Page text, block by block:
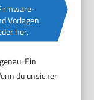
Vorlagen.
her.
Ein
du unsicher